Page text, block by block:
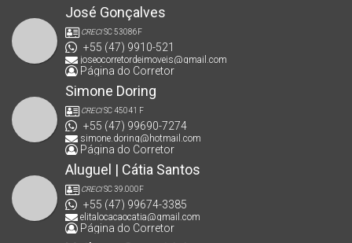
José Gonçalves
CRECISC 53086F
+55 (47) 9910-521
joseocorretordeimoveis@gmail.com
Página do Corretor
Simone Doring
CRECISC 45041 F
+55 (47) 99690-7274
simone.doring@hotmail.com
Página do Corretor
Aluguel | Cátia Santos
CRECISC 39.000F
+55 (47) 99674-3385
elitalocacaocatia@gmail.com
Página do Corretor